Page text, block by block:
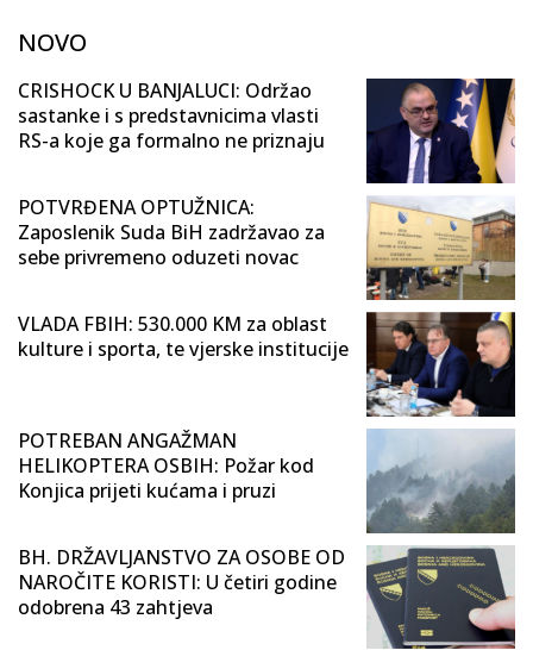
NOVO
CRISHOCK U BANJALUCI: Održao
sastanke i s predstavnicima vlasti
RS-a koje ga formalno ne priznaju
POTVRĐENA OPTUŽNICA:
Zaposlenik Suda BiH zadržavao za
sebe privremeno oduzeti novac
VLADA FBIH: 530.000 KM za oblast
kulture i sporta, te vjerske institucije
POTREBAN ANGAŽMAN
HELIKOPTERA OSBIH: Požar kod
Konjica prijeti kućama i pruzi
BH. DRŽAVLJANSTVO ZA OSOBE OD
NAROČITE KORISTI: U četiri godine
odobrena 43 zahtjeva